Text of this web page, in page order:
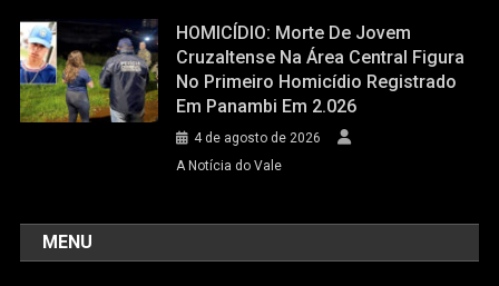
HOMICÍDIO: Morte De Jovem
Cruzaltense Na Área Central Figura
No Primeiro Homicídio Registrado
Em Panambi Em 2.026
4 de agosto de 2026
A Notícia do Vale
MENU